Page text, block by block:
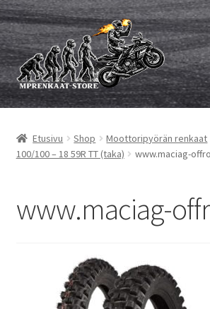
Siirry
navigointiin
Siirry
sisältöön
MP renkaat
Sisärenkaat ja nauhat
Vinkit&ohjeet
Etusivu Shop Moottoripyörän renkaat
100/100 – 18 59R TT (taka)
www.maciag-
www.maciag-